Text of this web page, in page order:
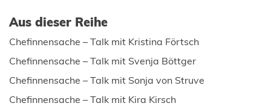
Aus dieser Reihe
Chefinnensache – Talk mit Kristina Förtsch
Chefinnensache – Talk mit Svenja Böttger
Chefinnensache – Talk mit Sonja von Struve
Chefinnensache – Talk mit Kira Kirsch